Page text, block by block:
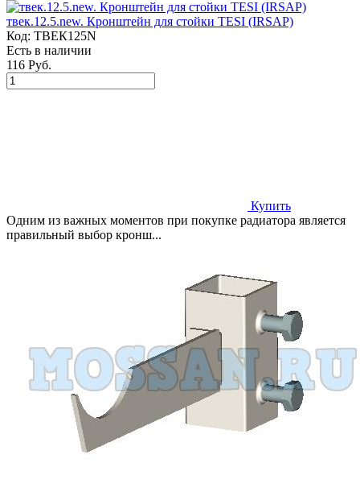
твек.12.5.new. Кронштейн для стойки TESI (IRSAP)
Код: ТВЕК125N
Есть в наличии
116 Руб.
Купить
Одним из важных моментов при покупке радиатора является
правильный выбор кронш...